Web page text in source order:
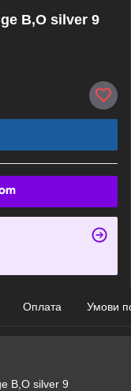
B,O silver 9
Оплата Умови
B,O silver 9